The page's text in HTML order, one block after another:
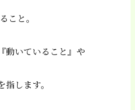
こと。
動いていること』や
指します。